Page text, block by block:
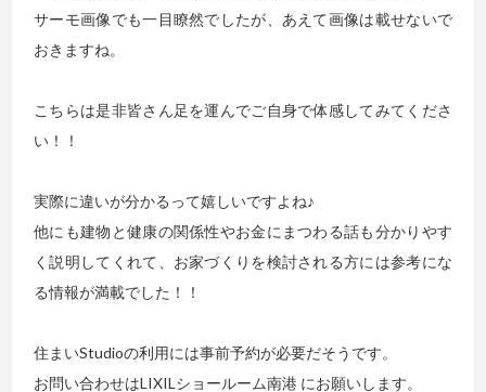
サーモ画像でも一目瞭然でしたが、あえて画像は載せないで
おきますね。
こちらは是非皆さん足を運んでご自身で体感してみてくださ
い！！
実際に違いが分かるって嬉しいですよね♪
他にも建物と健康の関係性やお金にまつわる話も分かりやす
く説明してくれて、お家づくりを検討される方には参考にな
る情報が満載でした！！
住まいStudioの利用には事前予約が必要だそうです。
お問い合わせはLIXILショールーム南港 にお願いします。